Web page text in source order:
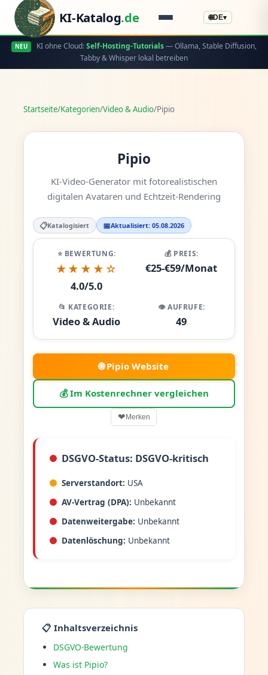
KI-Katalog.de 🌐DE▾
NEU KI ohne Cloud:Self-Hosting-Tutorials— Ollama, Stable Diffusion,
Tabby & Whisper lokal betreiben
Startseite/Kategorien/Video & Audio/Pipio
Pipio
KI-Video-Generator mit fotorealistischen
digitalen Avataren und Echtzeit-Rendering
📋Katalogisiert 📅Aktualisiert: 05.08.2026
⭐ BEWERTUNG:
★★★★☆
4.0/5.0
💰 PREIS:
€25-€59/Monat
📂 KATEGORIE:
Video & Audio
👁️ AUFRUFE:
49
🌐 Pipio Website
💰 Im Kostenrechner vergleichen
❤Merken
DSGVO-Status: DSGVO-kritisch
Serverstandort: USA
AV-Vertrag (DPA): Unbekannt
Datenweitergabe: Unbekannt
Datenlöschung: Unbekannt
📋 Inhaltsverzeichnis
DSGVO-Bewertung
Was ist Pipio?